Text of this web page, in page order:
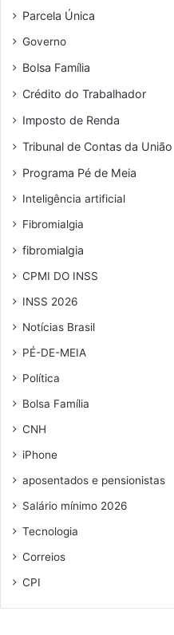
Parcela Única
Governo
Bolsa Família
Crédito do Trabalhador
Imposto de Renda
Tribunal de Contas da União
Programa Pé de Meia
Inteligência artificial
Fibromialgia
fibromialgia
CPMI DO INSS
INSS 2026
Notícias Brasil
PÉ-DE-MEIA
Política
Bolsa Família
CNH
iPhone
aposentados e pensionistas
Salário mínimo 2026
Tecnologia
Correios
CPI